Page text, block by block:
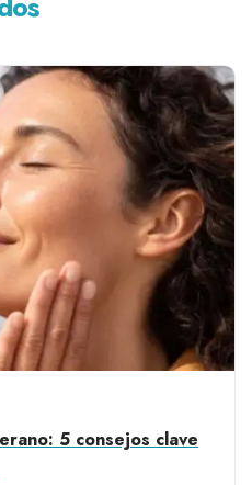
5 consejos clave